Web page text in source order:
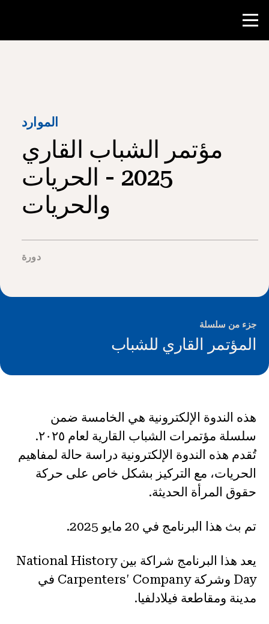
أدوات الفصل الدراسي
شارك
الموارد
مؤتمر الشباب القاري
2025 - الحريات
والحريات
دورة
جزء من سلسلة
المؤتمر القاري للشباب
هذه الندوة الإلكترونية هي الخامسة ضمن
سلسلة مؤتمرات الشباب القارية لعام ٢٠٢٥.
تُقدم هذه الندوة الإلكترونية دراسة حالة لمفاهيم
الحريات، مع التركيز بشكل خاص على حركة
حقوق المرأة الحديثة.
تم بث هذا البرنامج في 20 مايو 2025.
يعد هذا البرنامج شراكة بين National History
Day وشركة Carpenters' Company في
مدينة ومقاطعة فيلادلفيا.